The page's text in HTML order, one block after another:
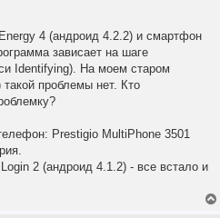
4 (андроид 4.2.2) и смартфон
зависает на шаге
Identifying). На моем старом
проблемы нет. Кто
Prestigio MultiPhone 3501
2 (андроид 4.1.2) - все встало и